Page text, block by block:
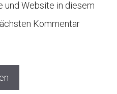
und Website in diesem
Kommentar